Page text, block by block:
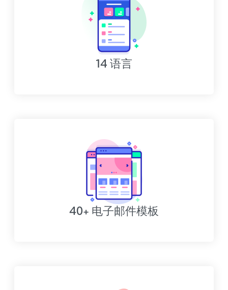
14 语言
40+ 电子邮件模板